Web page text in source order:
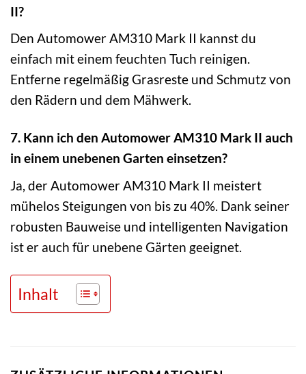
II?
Den Automower AM310 Mark II kannst du
einfach mit einem feuchten Tuch reinigen.
Entferne regelmäßig Grasreste und Schmutz von
den Rädern und dem Mähwerk.
7. Kann ich den Automower AM310 Mark II auch
in einem unebenen Garten einsetzen?
Ja, der Automower AM310 Mark II meistert
mühelos Steigungen von bis zu 40%. Dank seiner
robusten Bauweise und intelligenten Navigation
ist er auch für unebene Gärten geeignet.
Inhalt